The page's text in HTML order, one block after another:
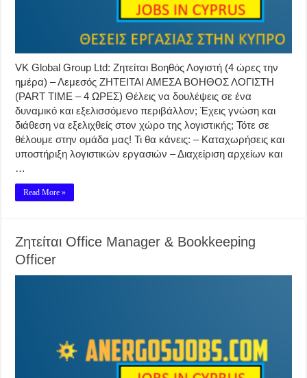
VK Global Group Ltd: Ζητείται Βοηθός Λογιστή (4 ώρες την
ημέρα) – Λεμεσός ΖΗΤΕΙΤΑΙ ΑΜΕΣΑ ΒΟΗΘΟΣ ΛΟΓΙΣΤΗ
(PART TIME – 4 ΩΡΕΣ) Θέλεις να δουλέψεις σε ένα
δυναμικό και εξελισσόμενο περιβάλλον; Έχεις γνώση και
διάθεση να εξελιχθείς στον χώρο της λογιστικής; Τότε σε
θέλουμε στην ομάδα μας! Τι θα κάνεις: – Καταχωρήσεις και
υποστήριξη λογιστικών εργασιών – Διαχείριση αρχείων και
…
Read More »
Ζητείται Office Manager & Bookkeeping
Officer